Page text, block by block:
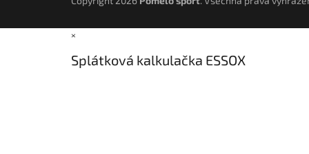
×
Splátková kalkulačka ESSOX